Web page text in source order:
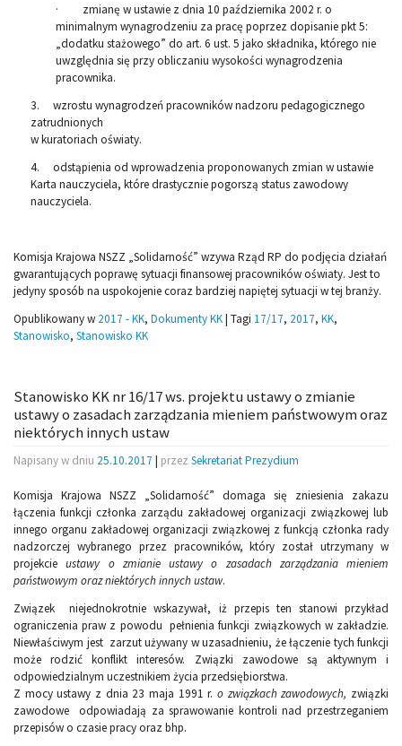
· zmianę w ustawie z dnia 10 października 2002 r. o
minimalnym wynagrodzeniu za pracę poprzez dopisanie pkt 5:
„dodatku stażowego” do art. 6 ust. 5 jako składnika, którego nie
uwzględnia się przy obliczaniu wysokości wynagrodzenia
pracownika.
3. wzrostu wynagrodzeń pracowników nadzoru pedagogicznego
zatrudnionych
w kuratoriach oświaty.
4. odstąpienia od wprowadzenia proponowanych zmian w ustawie
Karta nauczyciela, które drastycznie pogorszą status zawodowy
nauczyciela.
Komisja Krajowa NSZZ „Solidarność” wzywa Rząd RP do podjęcia działań
gwarantujących poprawę sytuacji finansowej pracowników oświaty. Jest to
jedyny sposób na uspokojenie coraz bardziej napiętej sytuacji w tej branży.
Opublikowany w 2017 - KK, Dokumenty KK| Tagi 17/17, 2017, KK,
Stanowisko, Stanowisko KK
Stanowisko KK nr 16/17 ws. projektu ustawy o zmianie
ustawy o zasadach zarządzania mieniem państwowym oraz
niektórych innych ustaw
Napisany w dniu 25.10.2017 | przez Sekretariat Prezydium
Komisja Krajowa NSZZ „Solidarność” domaga się zniesienia zakazu
łączenia funkcji członka zarządu zakładowej organizacji związkowej lub
innego organu zakładowej organizacji związkowej z funkcją członka rady
nadzorczej wybranego przez pracowników, który został utrzymany w
projekcieustawy o zmianie ustawy o zasadach zarządzania mieniem
państwowym oraz niektórych innych ustaw.
Związek niejednokrotnie wskazywał, iż przepis ten stanowi przykład
ograniczenia praw z powodu pełnienia funkcji związkowych w zakładzie.
Niewłaściwym jest zarzut używany w uzasadnieniu, że łączenie tych funkcji
może rodzić konflikt interesów. Związki zawodowe są aktywnym i
odpowiedzialnym uczestnikiem życia przedsiębiorstwa.
Z mocy ustawy z dnia 23 maja 1991 r. o związkach zawodowych, związki
zawodowe odpowiadają za sprawowanie kontroli nad przestrzeganiem
przepisów o czasie pracy oraz bhp.